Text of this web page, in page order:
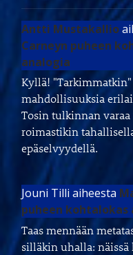
Antti Mustakallio
Carneyn puheen
analogia
Kyllä!
mahdollisuuksia
Tosin tulkinnan
roimastikin
epäselvyydellä.
Jouni Tilli aiheesta
puheen kohtalokas
Taas mennään
silläkin uhalla: näissä